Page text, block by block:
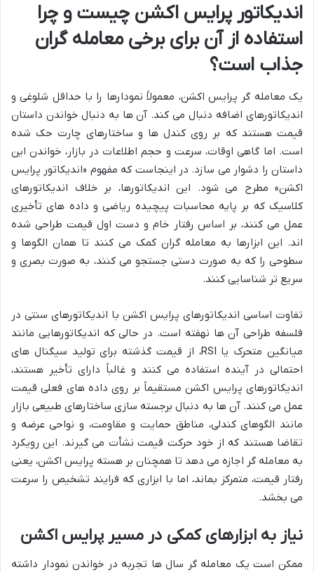
اندیکاتور پرایس اکشن چیست و چرا
استفاده از آن برای برخی معامله گران
جذاب است؟
یک معامله گر پرایس اکشن، معمولاً نمودارها را با حداقل شلوغی و
اندیکاتورهای اضافه دنبال می کند. آن ها به دنبال خواندن داستان
قیمت هستند که بر روی کندل ها و ساختارهای چارت حک شده
است. اما گاهی اوقات، سرعت و حجم اطلاعات در بازار، خواندن این
داستان را دشوار می سازد. در اینجاست که مفهوم «اندیکاتور پرایس
اکشن» مطرح می شود. این اندیکاتورها، بر خلاف اندیکاتورهای
کلاسیک که بر پایه محاسبات پیچیده ریاضی و داده های تأخیری
عمل می کنند، بر اساس رفتار خام و دست اول قیمت طراحی شده
اند. این ابزارها به معامله گران کمک می کنند تا همان الگوها و
سطوحی را که به صورت دستی جستجو می کنند، به صورت بصری و
سریع تر شناسایی کنند.
تفاوت اساسی اندیکاتورهای پرایس اکشن با اندیکاتورهای سنتی در
فلسفه طراحی آن ها نهفته است. در حالی که اندیکاتورهایی مانند
میانگین متحرک یا RSI، از قیمت گذشته برای تولید سیگنال های
احتمالی در آینده استفاده می کنند و غالباً دارای تأخیر هستند،
اندیکاتورهای پرایس اکشن مستقیماً بر روی داده های فعلی قیمت
عمل می کنند. آن ها به دنبال برجسته سازی ساختارهای طبیعی بازار
مانند الگوهای کندلی، مناطق حمایت و مقاومت، و نواحی عرضه و
تقاضا هستند که از خود حرکت قیمت نشأت می گیرند. این رویکرد
به معامله گر اجازه می دهد تا همچنان بر هسته پرایس اکشن، یعنی
رفتار قیمت، متمرکز بماند، اما با ابزاری که فرایند تشخیص را سرعت
می بخشد.
نیاز به ابزارهای کمکی در مسیر پرایس اکشن
ممکن است یک معامله گر سال ها تجربه در خواندن نمودار داشته